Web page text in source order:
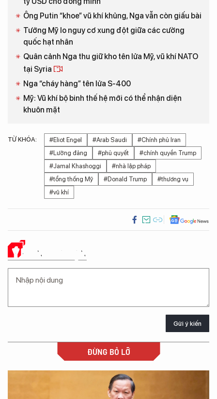
Ông Putin “khoe” vũ khí khủng, Nga vẫn còn giấu bài
Tướng Mỹ lo nguy cơ xung đột giữa các cường
quốc hạt nhân
Quân cảnh Nga thu giữ kho tên lửa Mỹ, vũ khí NATO
tại Syria
Nga “cháy hàng” tên lửa S-400
Mỹ: Vũ khí bộ binh thế hệ mới có thể nhận diện
khuôn mặt
TỪ KHÓA: #Eliot Engel #Arab Saudi
#Chính phủ Iran
#Lưỡng đảng
#phủ quyết
#chính quyền Trump
#Jamal Khashoggi
#nhà lập pháp
#tổng thống Mỹ
#Donald Trump
#thương vụ
#vũ khí
Ý KIẾN CỦA BẠN
Gửi ý kiến
ĐỪNG BỎ LỠ